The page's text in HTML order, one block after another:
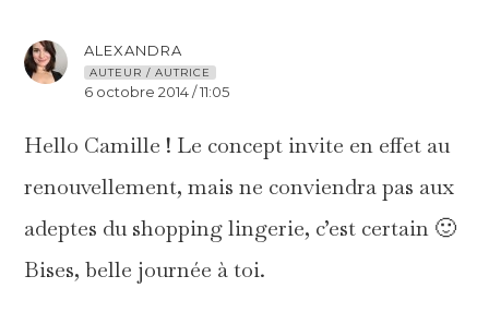
ALEXANDRA
AUTEUR / AUTRICE
6 octobre 2014 / 11:05
Hello Camille ! Le concept invite en effet au
renouvellement, mais ne conviendra pas aux
adeptes du shopping lingerie, c’est certain 🙂
Bises, belle journée à toi.